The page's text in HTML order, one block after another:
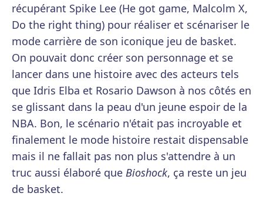
récupérant Spike Lee (He got game, Malcolm X,
Do the right thing) pour réaliser et scénariser le
mode carrière de son iconique jeu de basket.
On pouvait donc créer son personnage et se
lancer dans une histoire avec des acteurs tels
que Idris Elba et Rosario Dawson à nos côtés en
se glissant dans la peau d'un jeune espoir de la
NBA. Bon, le scénario n'était pas incroyable et
finalement le mode histoire restait dispensable
mais il ne fallait pas non plus s'attendre à un
truc aussi élaboré que Bioshock, ça reste un jeu
de basket.